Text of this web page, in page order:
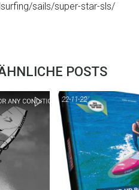
sails/super-star-sls/
POSTS
05-
22-11-22